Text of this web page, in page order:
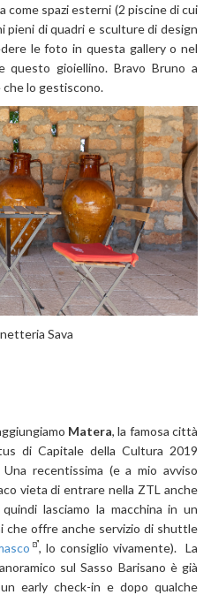
spazi esterni (2 piscine di cui
pieni di quadri e sculture di design
le foto in questa gallery o nel
gioiellino. Bravo Bruno a
lo gestiscono.
Sava
Matera, la famosa città
di Capitale della Cultura 2019
recentissima (e a mio avviso
vieta di entrare nella ZTL anche
lasciamo la macchina in un
che offre anche servizio di shuttle
, lo consiglio vivamente). La
sul Sasso Barisano è già
early check-in e dopo qualche